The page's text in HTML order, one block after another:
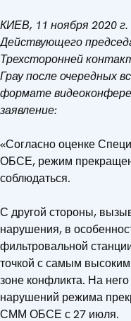
КИЕВ, 11 ноября 2020
Действующего
Трехсторонней
Грау после очередных
формате
заявление:
«Согласно оценке
ОБСЕ, режим
соблюдаться.
С другой стороны,
нарушения, в
фильтровальной
точкой с самым
зоне конфликта. На
нарушений режима
СММ ОБСЕ с 27 июля.